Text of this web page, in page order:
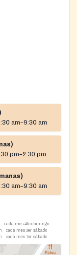
hours.
am–9:30 am
pm–2:30 pm
am–9:30 am
cada mes 4to domingo
cada mes 3er sábado
cada mes 1er sábado